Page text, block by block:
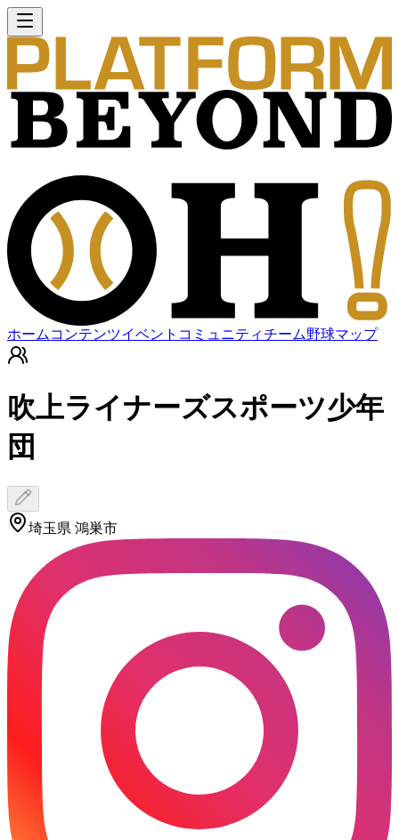
ホーム コンテンツイベント コミュニティチーム野球マップ
吹上ライナーズスポーツ少年
団
埼玉県 鴻巣市